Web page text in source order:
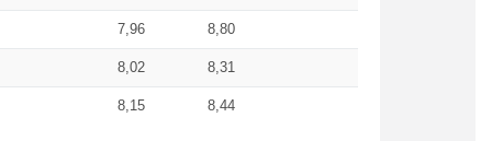
7,96 8,80
8,02 8,31
8,15 8,44